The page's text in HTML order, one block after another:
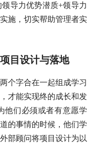
导力优势潜质+领导力
施，切实帮助管理者实
目设计与落地
个字合在一起组成学习
才能实现终的成长和发
他们必须或者有意愿学
的事情的时候，他们学
部顾问将项目设计为以